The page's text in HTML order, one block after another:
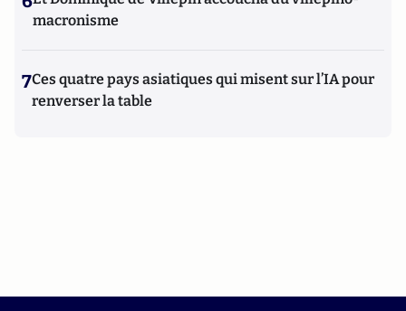
macronisme
7Ces quatre pays asiatiques qui misent sur l’IA pour
renverser la table